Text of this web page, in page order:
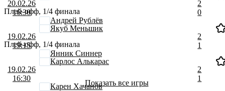
20.02.26
16:30
Андрей Рублёв
2
0
Плей-офф, 1/4 финала
19.02.26
19:15
Якуб Меньшик
Янник Синнер
2
1
Плей-офф, 1/4 финала
19.02.26
16:30
Карлос Алькарас
Карен Хачанов
2
1
Показать все игры